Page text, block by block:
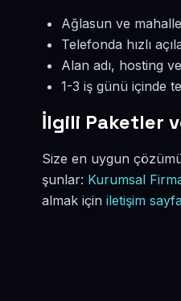
Ağlasun ve
Telefonda hızlı
Alan adı, hosting
1-3 iş günü içinde
İlgili Paketler
Size en uygun
şunlar: Kurumsal
almak için iletişim